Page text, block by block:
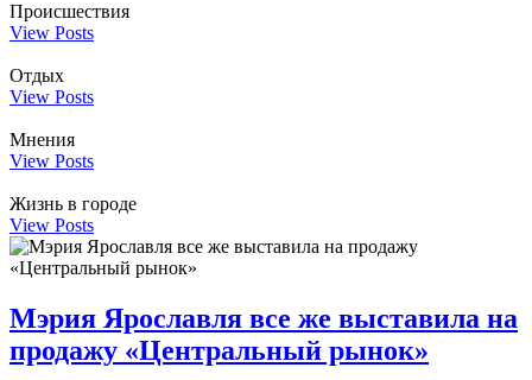
Происшествия
View Posts
Отдых
View Posts
Мнения
View Posts
Жизнь в городе
View Posts
Мэрия Ярославля все же выставила на
продажу «Центральный рынок»